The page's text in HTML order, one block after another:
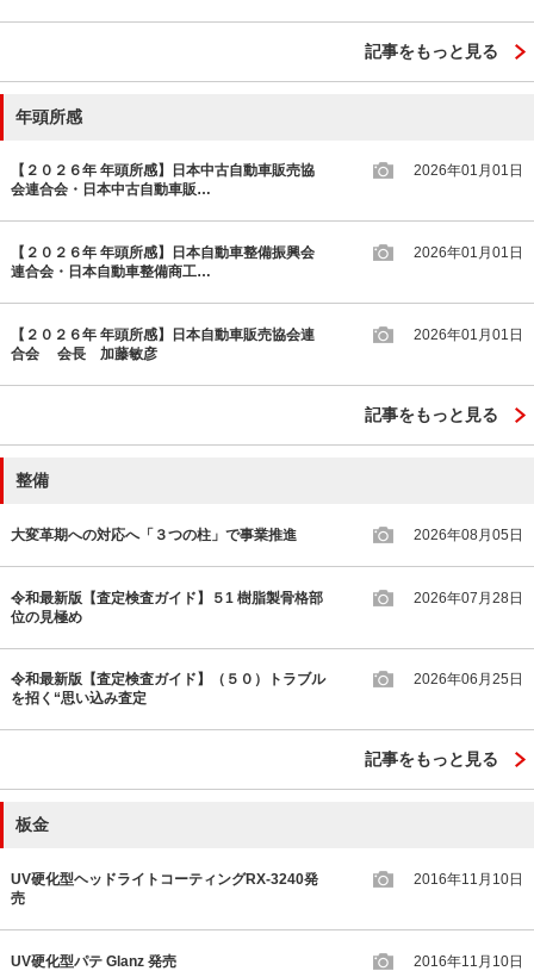
記事をもっと見る
年頭所感
【２０２６年 年頭所感】日本中古自動車販売協
会連合会・日本中古自動車販…
2026年01月01日
【２０２６年 年頭所感】日本自動車整備振興会
連合会・日本自動車整備商工…
2026年01月01日
【２０２６年 年頭所感】日本自動車販売協会連
合会 会長 加藤敏彦
2026年01月01日
記事をもっと見る
整備
大変革期への対応へ「３つの柱」で事業推進 2026年08月05日
令和最新版【査定検査ガイド】５1 樹脂製骨格部
位の見極め
2026年07月28日
令和最新版【査定検査ガイド】（５０）トラブル
を招く“思い込み査定
2026年06月25日
記事をもっと見る
板金
UV硬化型ヘッドライトコーティングRX-3240発
売
2016年11月10日
UV硬化型パテ Glanz 発売 2016年11月10日